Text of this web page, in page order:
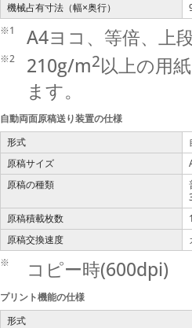
機械占有寸法（幅×奥行）
※1
A4ヨコ、等倍、上
※2 210g/m2以上の用
ます。
自動両面原稿送り装置の仕様
形式
原稿サイズ
原稿の種類
原稿積載枚数
原稿交換速度
※
コピー時(600dpi)
プリント機能の仕様
形式